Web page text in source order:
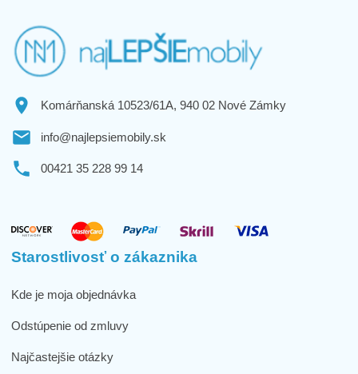
Komárňanská 10523/61A, 940 02 Nové Zámky
info@najlepsiemobily.sk
00421 35 228 99 14
Starostlivosť o zákaznika
Kde je moja objednávka
Odstúpenie od zmluvy
Najčastejšie otázky